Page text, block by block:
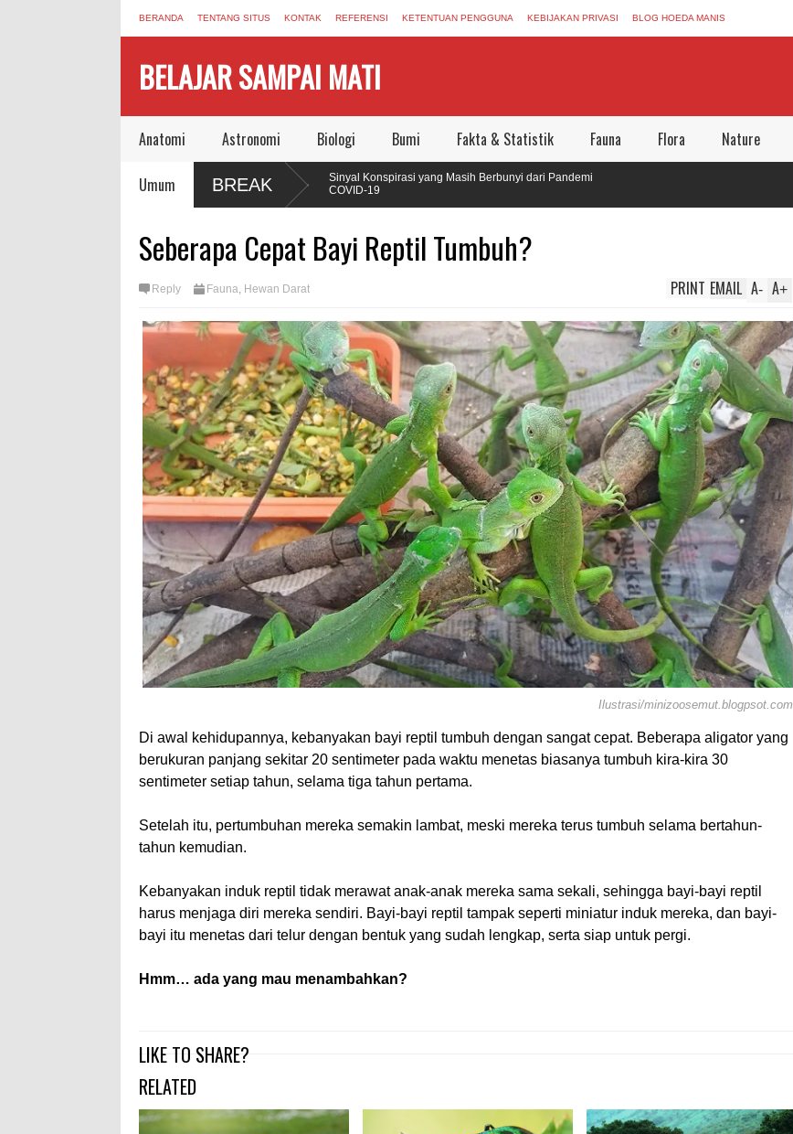
BERANDA TENTANG SITUS KONTAK REFERENSI KETENTUAN PENGGUNA KEBIJAKAN PRIVASI BLOG HOEDA MANIS
BELAJAR SAMPAI MATI
Anatomi Astronomi Biologi Bumi Fakta & Statistik Fauna Flora Nature
Umum BREAK
yang Mengubah Cara Manusia
Sinyal Konspirasi yang Masih Berbunyi dari Pandemi
COVID-19
Vaksin Polio
Seberapa Cepat Bayi Reptil Tumbuh?
Reply Fauna Hewan Darat A+
A-
EMAIL
PRINT
Ilustrasi/minizoosemut.blogpsot.com
Di awal kehidupannya, kebanyakan bayi reptil tumbuh dengan sangat cepat. Beberapa aligator yang
berukuran panjang sekitar 20 sentimeter pada waktu menetas biasanya tumbuh kira-kira 30
sentimeter setiap tahun, selama tiga tahun pertama.
Setelah itu, pertumbuhan mereka semakin lambat, meski mereka terus tumbuh selama bertahun-
tahun kemudian.
Kebanyakan induk reptil tidak merawat anak-anak mereka sama sekali, sehingga bayi-bayi reptil
harus menjaga diri mereka sendiri. Bayi-bayi reptil tampak seperti miniatur induk mereka, dan bayi-
bayi itu menetas dari telur dengan bentuk yang sudah lengkap, serta siap untuk pergi.
Hmm… ada yang mau menambahkan?
LIKE TO SHARE?
RELATED